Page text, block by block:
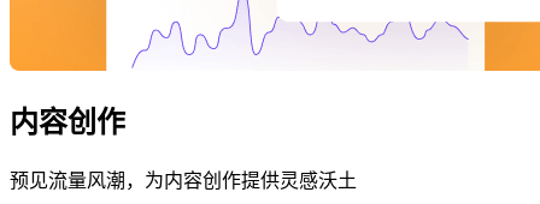
内容创作
预见流量风潮，为内容创作提供灵感沃土